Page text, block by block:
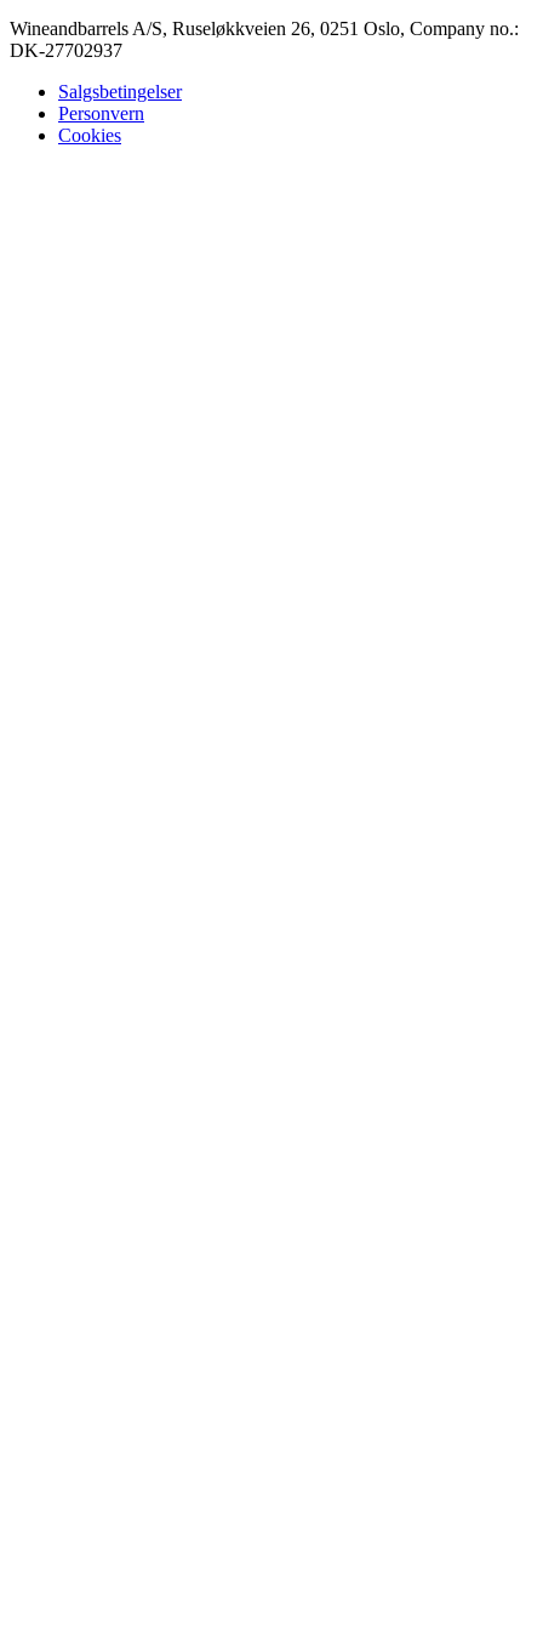
Wineandbarrels A/S, Ruseløkkveien 26, 0251 Oslo, Company no.:
DK-27702937
Salgsbetingelser
Personvern
Cookies